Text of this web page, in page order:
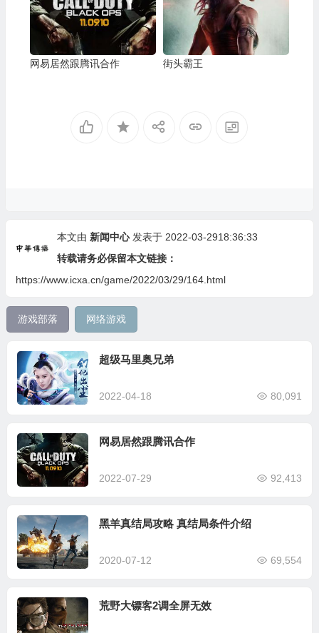
网易居然跟腾讯合作 街头霸王
本文由 新闻中心发表于 2022-03-2918:36:33
转载请务必保留本文链接：
https://www.icxa.cn/game/2022/03/29/164.html
游戏部落 网络游戏
超级马里奥兄弟
2022-04-18 80,091
网易居然跟腾讯合作
2022-07-29 92,413
黑羊真结局攻略 真结局条件介绍
2020-07-12 69,554
荒野大镖客2调全屏无效